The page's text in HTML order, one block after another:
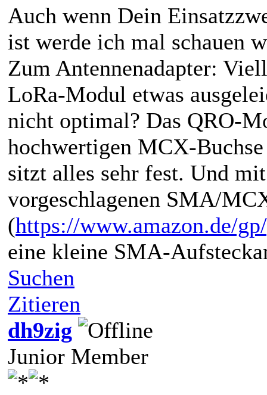
Auch wenn Dein
ist werde ich mal schauen
Zum Antennenadapter:
LoRa-Modul etwas
nicht optimal? Das QRO-
hochwertigen MCX-
sitzt alles sehr fest. Und
vorgeschlagenen SMA/
(https://www.amazon.de/
eine kleine SMA-
Suchen
Zitieren
dh9zig
Junior Member